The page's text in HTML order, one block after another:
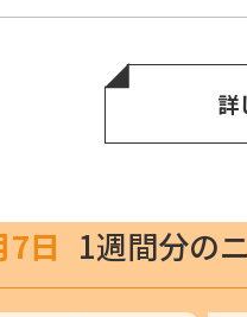
詳
日 1週間分の